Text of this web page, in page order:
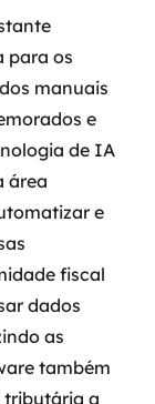
para os
manuais
e
de IA
área
e
fiscal
dados
as
também
tributária a